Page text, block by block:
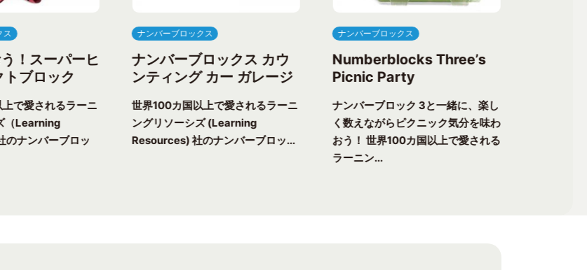
ス
！スーパーヒ
トブロック
で愛されるラーニ
（Learning
ナンバーブロッ
ナンバーブロックス
ナンバーブロックス カウ
ンティング カー ガレージ
世界100カ国以上で愛されるラーニ
ングリソーシズ (Learning
Resources) 社のナンバーブロッ...
ナンバーブロックス
Numberblocks Three’s
Picnic Party
ナンバーブロック 3と一緒に、楽し
く数えながらピクニック気分を味わ
おう！ 世界100カ国以上で愛される
ラーニン...